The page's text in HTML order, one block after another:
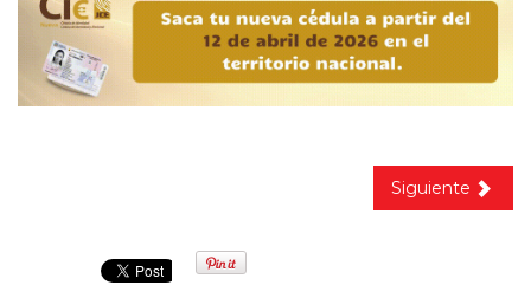
Siguiente